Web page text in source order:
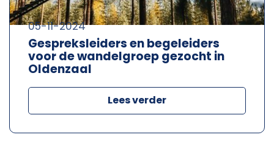
Gespreksleiders en begeleiders
voor de wandelgroep gezocht in
Oldenzaal
05-11-2024
Lees verder